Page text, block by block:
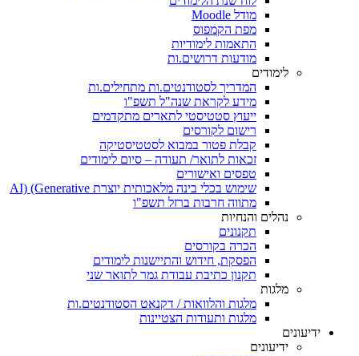
מודל Moodle
מפת הקמפוס
התאמות לימודיות
מודעות דרושים.ות
לימודים
המדריך לסטודנטים.ות מתחילים.ות
מידע לקראת שנה"ל תשפ"ו
ייעוץ סטטיסטי לתארים מתקדמים
רישום לקורסים
קבלת פטור במבוא לסטטיסטיקה
זכאות לתואר/ תעודה – סיום לימודים
טפסים ואישורים
שימוש בכלי בינה מלאכותית יוצרת AI) (Generative
מתווה חרבות ברזל תשפ"ו
נהלים והנחיות
תקנונים
הכרה בקורסים
הפסקת, חידוש והתיישנות לימודים
תקנון כתיבת עבודת גמר לתואר שני
מלגות
מלגות והלוואות / דקנאט הסטודנטים.ות
מלגות ותעודות הצטיינות
ידיעונים
ידיעונים